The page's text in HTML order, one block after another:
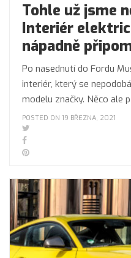
Tohle už jsme
Interiér
nápadně
Po nasednutí do Fordu
interiér, který se
modelu značky. Něco ale
POSTED ON 19 BŘEZNA, 2021